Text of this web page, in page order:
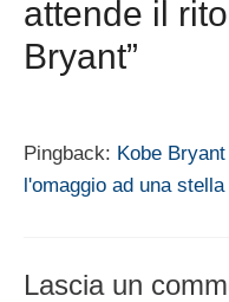
attende il
Bryant”
Pingback: Kobe
l'omaggio ad una
Lascia un